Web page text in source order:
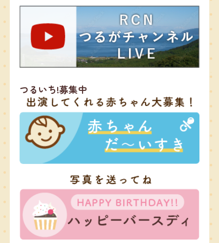
つるいち!募集中